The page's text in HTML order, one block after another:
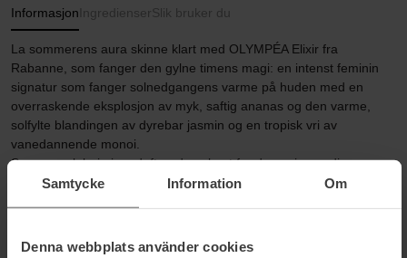
Samtycke Information Om
Denna webbplats använder cookies
Informasjon Ingredienser Slik bruker du
La sommerens aura skinne klart med OLYMPÉA Elixir fra
Rabanne, som fanger den gylne timens magi: en intenst feminin
signatur som fanger solnedgangens varme på huden med en
overraskende eksplosjon av myk, saftig ananas og den varme,
solfylte blandingen av dyrebar jasmin og en tropisk vri av
vanedannende monoi.
Som en solglorie i en duft er den skapt for den evige gudinnen
som avslører sitt indre lys ved solnedgang.